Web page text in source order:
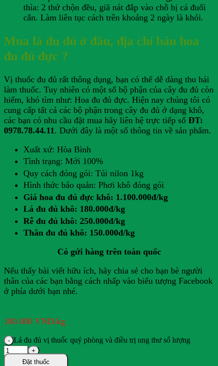
thìa: 2 thứ chộn đều, giã nát đắp vào chỗ bị cá đuối
cắn. Làm liên tục cách trên khoảng 2 ngày là khỏi.
Mua lá đu đủ ở đâu, địa chỉ bán hoa
đu đủ đực ?
Vị thuốc đu đủ rất thông dụng, bạn có thể dễ dàng thu hái
làm thuốc. Tuy nhiên có một số bộ phận của cây đu đủ còn
hiếm, khó tìm như: Hoa đu đủ đực. Hiện nay chúng tôi có
cung cấp tất cả các bộ phận trong cây đu đủ ở dạng khô,
các bạn có nhu cầu đặt mua hãy liên hệ trực tiếp số ĐT:
0978.78.44.11. Dưới đây là một số thông tin về sản phẩm.
Xuất xứ: Hòa Bình
Tình trạng: Mới 100%
Quy cách đóng gói: Túi nilon 1kg
Hình thức bảo quản: Phơi khô đóng gói
Giá hoa đu đủ đực khô: 1.100.000đ/kg
Lá đu đủ khô: 180.000đ/kg
Rễ đu đủ khô: 250.000đ/kg
Thân đu đủ khô: 150.000đ/kg
Có gửi hàng trên toàn quốc
Nếu thấy bài viết hữu ích, hãy chia sẻ cho bạn bè người
thân của các bạn bằng cách nhấp vào biểu tượng Facebook
ở phía dưới bạn nhé.
180.000 VND/kg
Lá đu đủ vị thuốc quý phòng và điều trị ung thư số lượng
Đặt thuốc